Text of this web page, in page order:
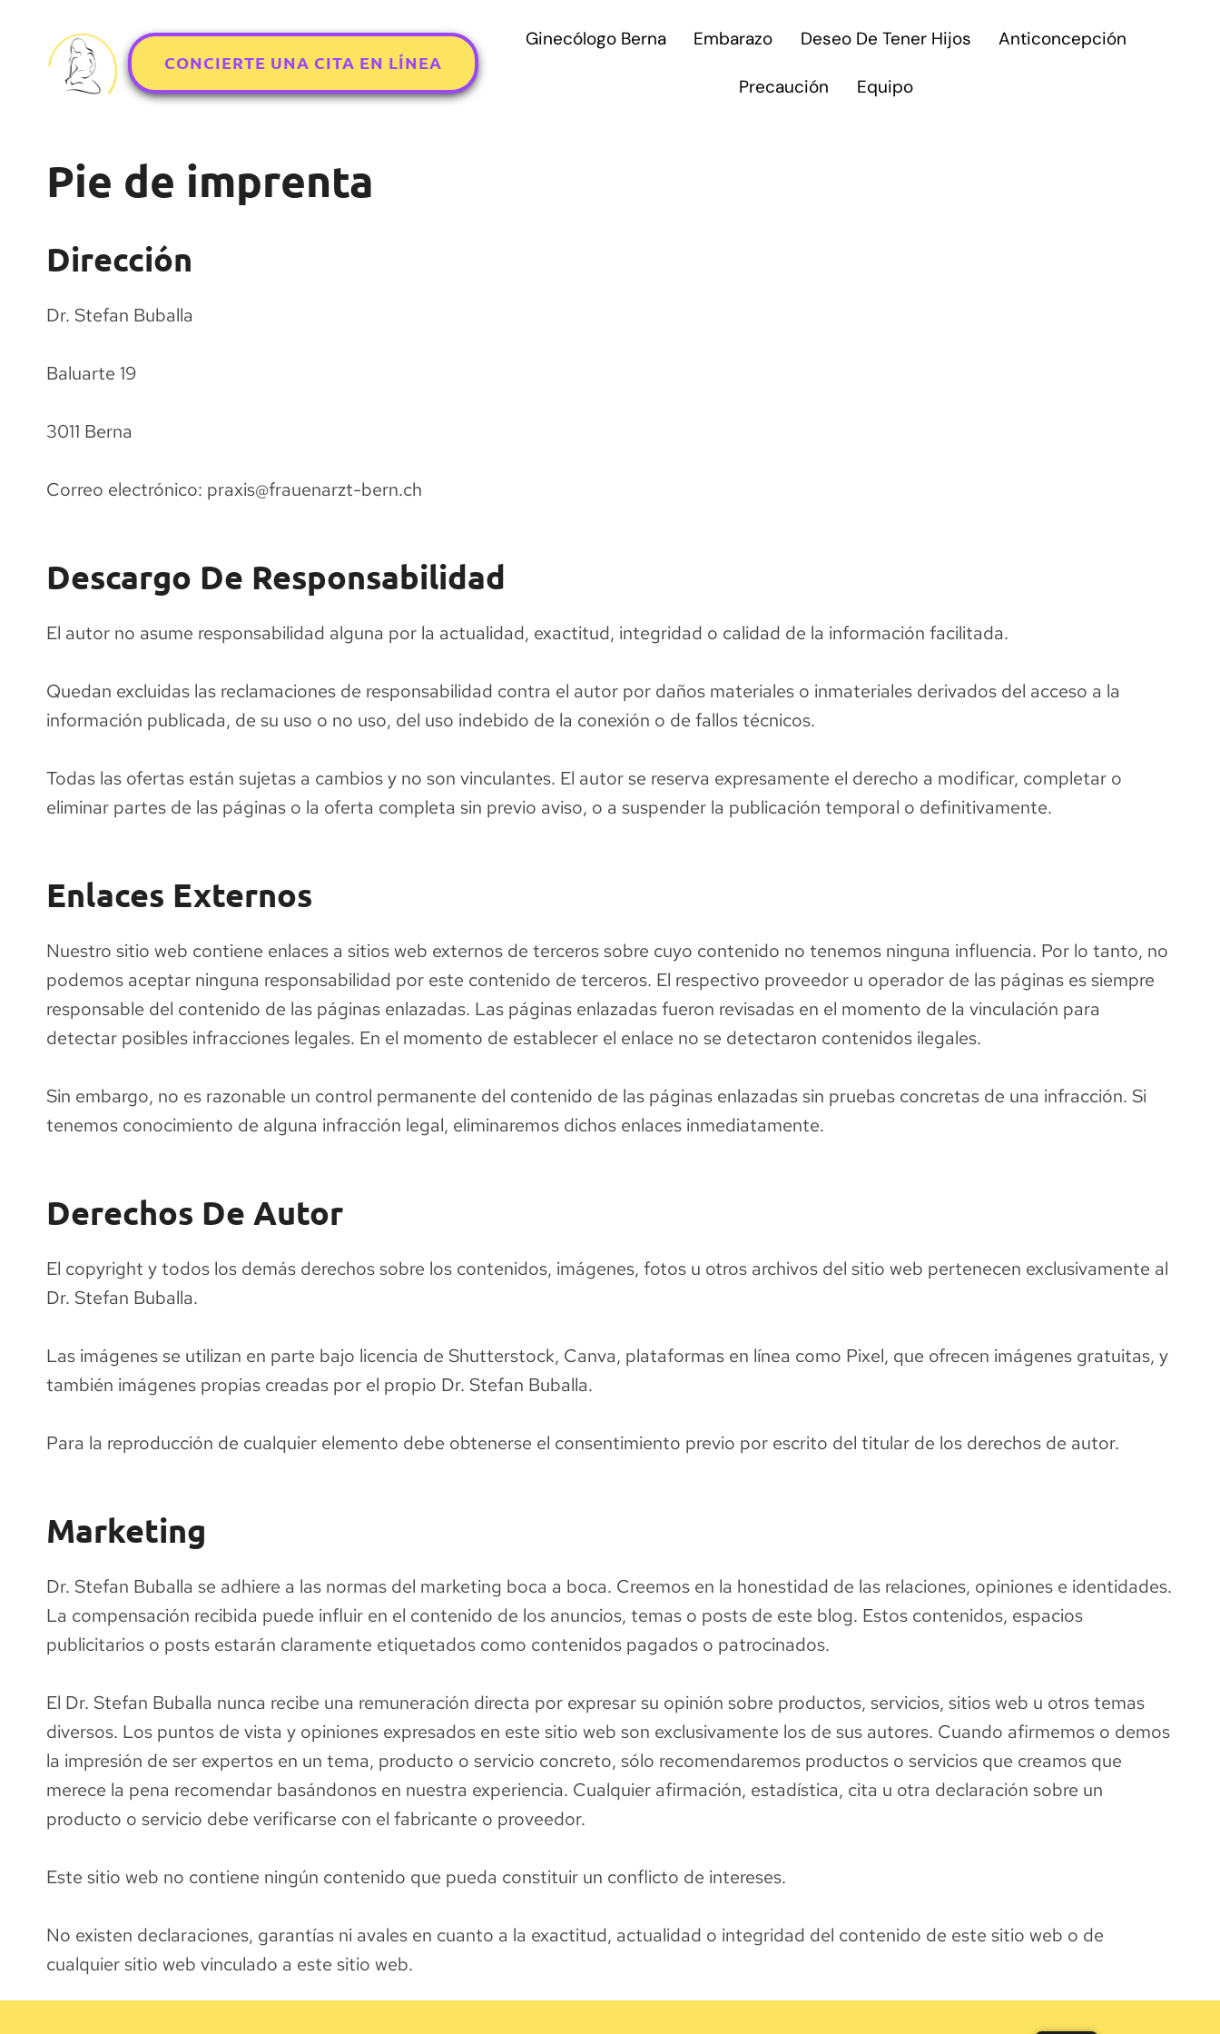
contenido
CONCIERTE UNA CITA EN LÍNEA
Ginecólogo Berna Embarazo Deseo De Tener Hijos Anticoncepción
Precaución Equipo
Pie de imprenta
Dirección
Dr. Stefan Buballa
Baluarte 19
3011 Berna
Correo electrónico: praxis@frauenarzt-bern.ch
Descargo De Responsabilidad
El autor no asume responsabilidad alguna por la actualidad, exactitud, integridad o calidad de la información facilitada.
Quedan excluidas las reclamaciones de responsabilidad contra el autor por daños materiales o inmateriales derivados del acceso a la
información publicada, de su uso o no uso, del uso indebido de la conexión o de fallos técnicos.
Todas las ofertas están sujetas a cambios y no son vinculantes. El autor se reserva expresamente el derecho a modificar, completar o
eliminar partes de las páginas o la oferta completa sin previo aviso, o a suspender la publicación temporal o definitivamente.
Enlaces Externos
Nuestro sitio web contiene enlaces a sitios web externos de terceros sobre cuyo contenido no tenemos ninguna influencia. Por lo tanto, no
podemos aceptar ninguna responsabilidad por este contenido de terceros. El respectivo proveedor u operador de las páginas es siempre
responsable del contenido de las páginas enlazadas. Las páginas enlazadas fueron revisadas en el momento de la vinculación para
detectar posibles infracciones legales. En el momento de establecer el enlace no se detectaron contenidos ilegales.
Sin embargo, no es razonable un control permanente del contenido de las páginas enlazadas sin pruebas concretas de una infracción. Si
tenemos conocimiento de alguna infracción legal, eliminaremos dichos enlaces inmediatamente.
Derechos De Autor
El copyright y todos los demás derechos sobre los contenidos, imágenes, fotos u otros archivos del sitio web pertenecen exclusivamente al
Dr. Stefan Buballa.
Las imágenes se utilizan en parte bajo licencia de Shutterstock, Canva, plataformas en línea como Pixel, que ofrecen imágenes gratuitas, y
también imágenes propias creadas por el propio Dr. Stefan Buballa.
Para la reproducción de cualquier elemento debe obtenerse el consentimiento previo por escrito del titular de los derechos de autor.
Marketing
Dr. Stefan Buballa se adhiere a las normas del marketing boca a boca. Creemos en la honestidad de las relaciones, opiniones e identidades.
La compensación recibida puede influir en el contenido de los anuncios, temas o posts de este blog. Estos contenidos, espacios
publicitarios o posts estarán claramente etiquetados como contenidos pagados o patrocinados.
El Dr. Stefan Buballa nunca recibe una remuneración directa por expresar su opinión sobre productos, servicios, sitios web u otros temas
diversos. Los puntos de vista y opiniones expresados en este sitio web son exclusivamente los de sus autores. Cuando afirmemos o demos
la impresión de ser expertos en un tema, producto o servicio concreto, sólo recomendaremos productos o servicios que creamos que
merece la pena recomendar basándonos en nuestra experiencia. Cualquier afirmación, estadística, cita u otra declaración sobre un
producto o servicio debe verificarse con el fabricante o proveedor.
Este sitio web no contiene ningún contenido que pueda constituir un conflicto de intereses.
No existen declaraciones, garantías ni avales en cuanto a la exactitud, actualidad o integridad del contenido de este sitio web o de
cualquier sitio web vinculado a este sitio web.